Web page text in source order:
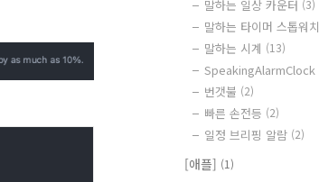
말하는 일상 카운터 (3)
말하는 타이머 스톱워치
말하는 시계 (13)
SpeakingAlarmClock
번갯불 (2)
빠른 손전등 (2)
일정 브리핑 알람 (2)
[애플] (1)